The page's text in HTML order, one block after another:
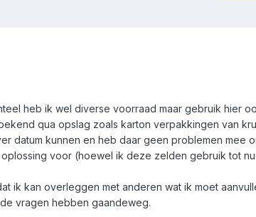
heb ik wel diverse voorraad maar gebruik hier
qua opslag zoals karton verpakkingen van
datum kunnen en heb daar geen problemen mee
voor (hoewel ik deze zelden gebruik tot
ik kan overleggen met anderen wat ik moet
vragen hebben gaandeweg.